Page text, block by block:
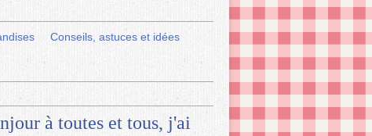
Conseils, astuces et idées
à toutes et tous, j'ai